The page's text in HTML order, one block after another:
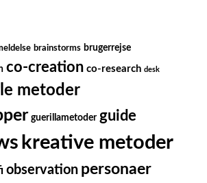
brainstorms brugerrejse
co-creation co-research desk
metoder
guerillametoder guide
kreative metoder
observation personaer